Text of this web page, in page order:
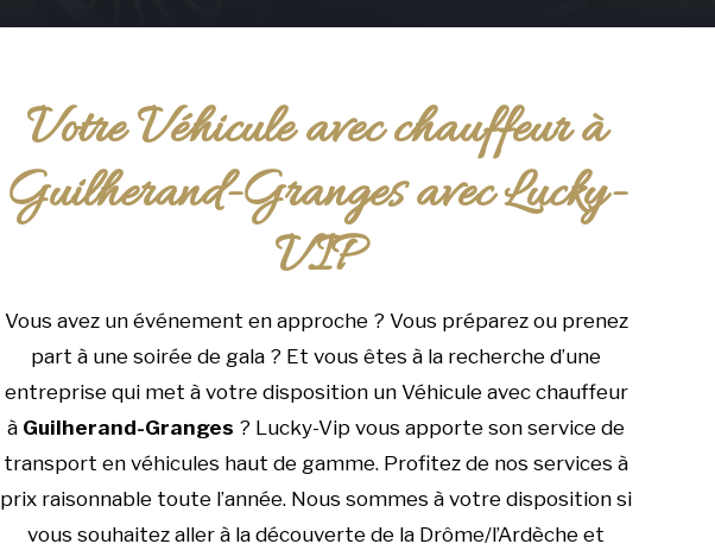
Votre Véhicule avec chauffeur à
Guilherand-Granges avec Lucky-
VIP
Vous avez un événement en approche ? Vous préparez ou prenez
part à une soirée de gala ? Et vous êtes à la recherche d’une
entreprise qui met à votre disposition un Véhicule avec chauffeur
à Guilherand-Granges ? Lucky-Vip vous apporte son service de
transport en véhicules haut de gamme. Profitez de nos services à
prix raisonnable toute l’année. Nous sommes à votre disposition si
vous souhaitez aller à la découverte de la Drôme/l’Ardèche et